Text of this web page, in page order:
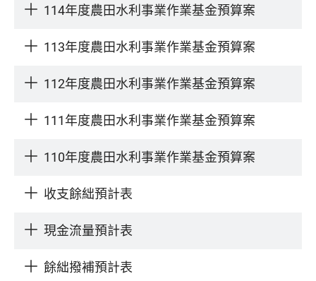
114年度農田水利事業作業基金預算案
113年度農田水利事業作業基金預算案
112年度農田水利事業作業基金預算案
111年度農田水利事業作業基金預算案
110年度農田水利事業作業基金預算案
收支餘絀預計表
現金流量預計表
餘絀撥補預計表